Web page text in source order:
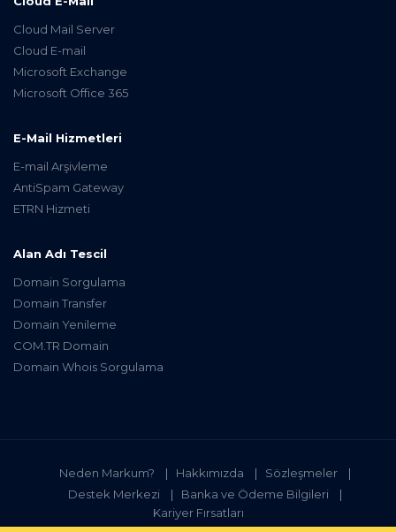
Cloud Mail Server
Cloud E-mail
Microsoft Exchange
Microsoft Office 365
E-Mail Hizmetleri
E-mail Arşivleme
AntiSpam Gateway
ETRN Hizmeti
Alan Adı Tescil
Domain Sorgulama
Domain Transfer
Domain Yenileme
COM.TR Domain
Domain Whois Sorgulama
Neden Markum? Hakkımızda
Sözleşmeler
Destek Merkezi
Banka ve Ödeme Bilgileri
Kariyer Fırsatları